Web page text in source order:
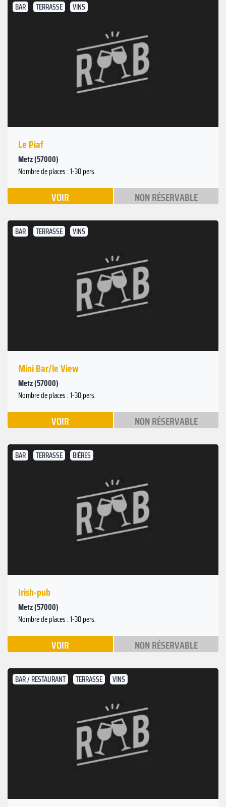
BAR TERRASSE VINS
Le Piaf
Metz (57000)
Nombre de places : 1-30 pers.
VOIR NON RÉSERVABLE
BAR TERRASSE VINS
Mini Bar/le View
Metz (57000)
Nombre de places : 1-30 pers.
VOIR NON RÉSERVABLE
BAR TERRASSE BIÈRES
Irish-pub
Metz (57000)
Nombre de places : 1-30 pers.
VOIR NON RÉSERVABLE
BAR / RESTAURANT TERRASSE VINS